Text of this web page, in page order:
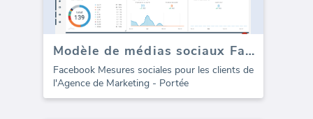
Modèle de médias sociaux Facebook - Atteindre
Facebook Mesures sociales pour les clients de
l'Agence de Marketing - Portée